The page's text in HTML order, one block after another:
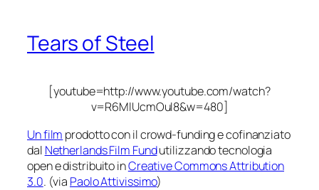
Tears of Steel
[youtube=http://www.youtube.com/watch?
v=R6MlUcmOul8&w=480]
Un film prodotto con il crowd-funding e cofinanziato
dal Netherlands Film Fundutilizzando tecnologia
open e distribuito inCreative Commons Attribution
3.0. (via Paolo Attivissimo)